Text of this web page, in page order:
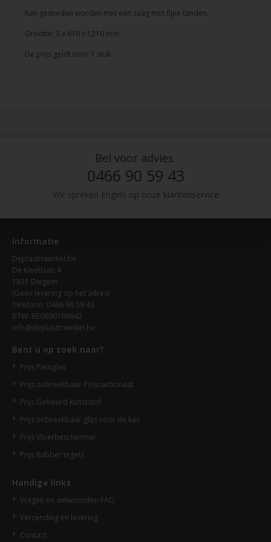
Kan gesneden worden met een zaag met fijne tanden.
Grootte: 3 x 610 x 1210 mm
De prijs geldt voor 1 stuk
Bel voor advies
0466 90 59 43
We spreken Engels op onze klantenservice
Informatie
Deplasticwinkel.be
De Kleetlaan 4
1831 Diegem
(Geen levering op het adres)
Telefoon: 0466 90 59 43
BTW: BE0800769642
info@deplasticwinkel.be
Bent u op zoek naar?
Prijs Plexiglas
Prijs onbreekbaar Polycarbonaat
Prijs Gekleurd kunststof
Prijs onbreekbaar glas voor de kas
Prijs Vloerbeschermer
Prijs Rubber tegels
Handige links
Vragen en antwoorden FAQ
Verzending en levering
Contact